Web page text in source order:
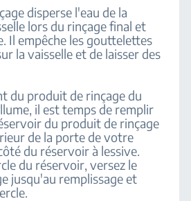
disperse l'eau de la
lors du rinçage final et
Il empêche les gouttelettes
la vaisselle et de laisser des
du produit de rinçage du
il est temps de remplir
du produit de rinçage
de la porte de votre
du réservoir à lessive.
du réservoir, versez le
jusqu'au remplissage et